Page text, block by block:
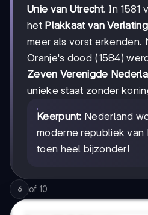
Unie van Utrecht. In 1581
het Plakkaat van Verlating
meer als vorst erkenden.
Oranje's dood (1584)
Zeven Verenigde
unieke staat zonder
Keerpunt: Nederland
moderne republiek van
toen heel bijzonder!
6 of 10